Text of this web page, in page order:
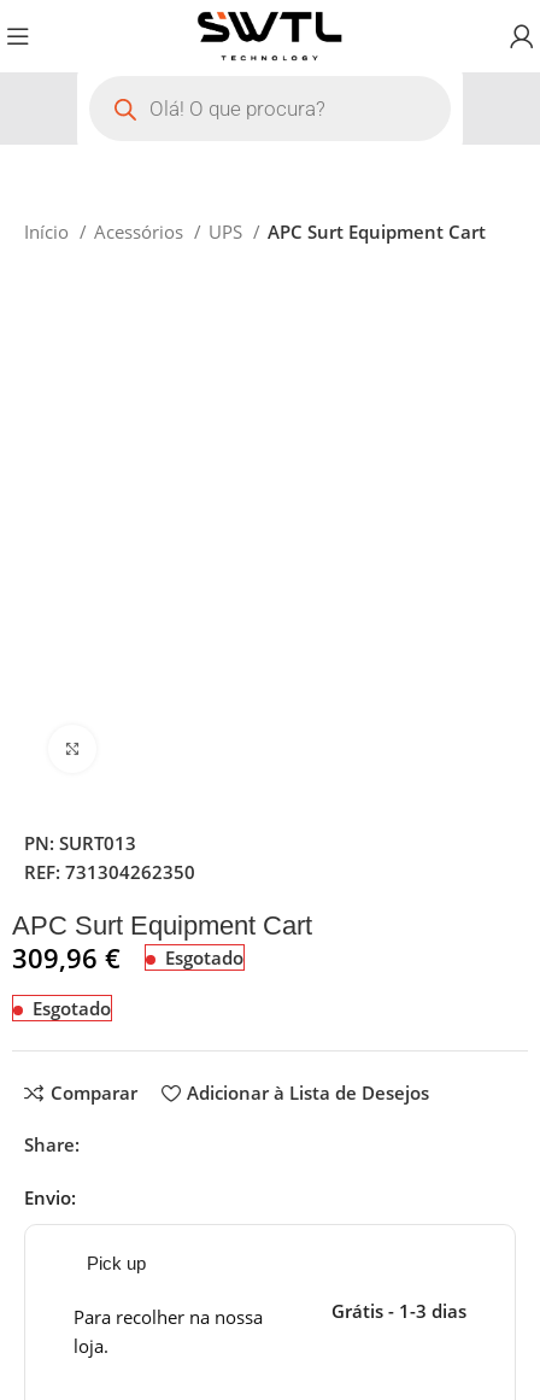
Início Acessórios UPS APC Surt Equipment Cart
PN:SURT013
REF:731304262350
APC Surt Equipment Cart
309,96€ Esgotado
Esgotado
Comparar Adicionar à Lista de Desejos
Share:
Envio:
Pick up
Para recolher na nossa
loja.
Grátis - 1-3 dias